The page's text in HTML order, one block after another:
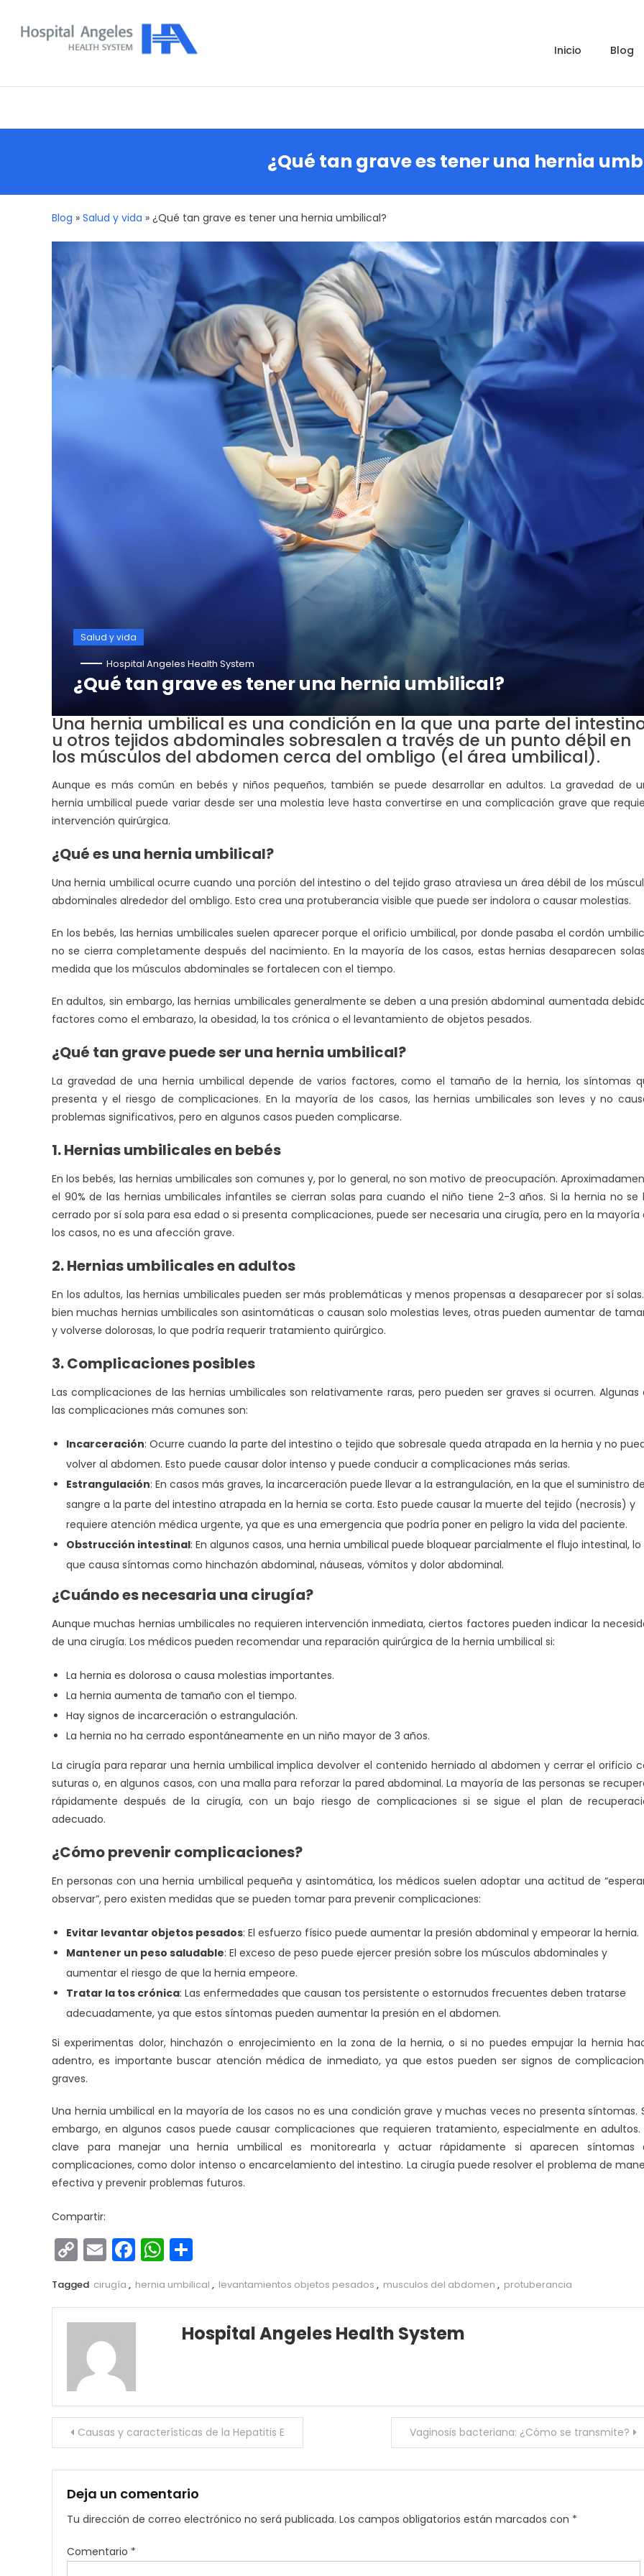
inicio blog
¿Qué tan grave es tener una hernia
Blog » Salud y vida » ¿Qué tan grave es tener una hernia umbilical?
Salud y vida
Hospital Angeles Health System
¿Qué tan grave es tener una hernia umbilical?
Una hernia umbilical es una condición en la que una parte del
u otros tejidos abdominales sobresalen a través de un punto débil en
los músculos del abdomen cerca del ombligo (el área umbilical).
Aunque es más común en bebés y niños pequeños, también se puede desarrollar en adultos. La gravedad de
hernia umbilical puede variar desde ser una molestia leve hasta convertirse en una complicación grave que
intervención quirúrgica.
¿Qué es una hernia umbilical?
Una hernia umbilical ocurre cuando una porción del intestino o del tejido graso atraviesa un área débil de los
abdominales alrededor del ombligo. Esto crea una protuberancia visible que puede ser indolora o causar molestias.
En los bebés, las hernias umbilicales suelen aparecer porque el orificio umbilical, por donde pasaba el cordón
no se cierra completamente después del nacimiento. En la mayoría de los casos, estas hernias desaparecen
medida que los músculos abdominales se fortalecen con el tiempo.
En adultos, sin embargo, las hernias umbilicales generalmente se deben a una presión abdominal aumentada
factores como el embarazo, la obesidad, la tos crónica o el levantamiento de objetos pesados.
¿Qué tan grave puede ser una hernia umbilical?
La gravedad de una hernia umbilical depende de varios factores, como el tamaño de la hernia, los síntomas
presenta y el riesgo de complicaciones. En la mayoría de los casos, las hernias umbilicales son leves y no
problemas significativos, pero en algunos casos pueden complicarse.
1. Hernias umbilicales en bebés
En los bebés, las hernias umbilicales son comunes y, por lo general, no son motivo de preocupación.
el 90% de las hernias umbilicales infantiles se cierran solas para cuando el niño tiene 2-3 años. Si la hernia no se
cerrado por sí sola para esa edad o si presenta complicaciones, puede ser necesaria una cirugía, pero en la mayoría
los casos, no es una afección grave.
2. Hernias umbilicales en adultos
En los adultos, las hernias umbilicales pueden ser más problemáticas y menos propensas a desaparecer por sí
bien muchas hernias umbilicales son asintomáticas o causan solo molestias leves, otras pueden aumentar de
y volverse dolorosas, lo que podría requerir tratamiento quirúrgico.
3. Complicaciones posibles
Las complicaciones de las hernias umbilicales son relativamente raras, pero pueden ser graves si ocurren. Algunas
las complicaciones más comunes son:
Incarceración: Ocurre cuando la parte del intestino o tejido que sobresale queda atrapada en la hernia y no
volver al abdomen. Esto puede causar dolor intenso y puede conducir a complicaciones más serias.
Estrangulación: En casos más graves, la incarceración puede llevar a la estrangulación, en la que el suministro de
sangre a la parte del intestino atrapada en la hernia se corta. Esto puede causar la muerte del tejido (necrosis) y
requiere atención médica urgente, ya que es una emergencia que podría poner en peligro la vida del paciente.
Obstrucción intestinal: En algunos casos, una hernia umbilical puede bloquear parcialmente el flujo intestinal, lo
que causa síntomas como hinchazón abdominal, náuseas, vómitos y dolor abdominal.
¿Cuándo es necesaria una cirugía?
Aunque muchas hernias umbilicales no requieren intervención inmediata, ciertos factores pueden indicar la
de una cirugía. Los médicos pueden recomendar una reparación quirúrgica de la hernia umbilical si:
La hernia es dolorosa o causa molestias importantes.
La hernia aumenta de tamaño con el tiempo.
Hay signos de incarceración o estrangulación.
La hernia no ha cerrado espontáneamente en un niño mayor de 3 años.
La cirugía para reparar una hernia umbilical implica devolver el contenido herniado al abdomen y cerrar el orificio
suturas o, en algunos casos, con una malla para reforzar la pared abdominal. La mayoría de las personas se
rápidamente después de la cirugía, con un bajo riesgo de complicaciones si se sigue el plan de
adecuado.
¿Cómo prevenir complicaciones?
En personas con una hernia umbilical pequeña y asintomática, los médicos suelen adoptar una actitud de
observar”, pero existen medidas que se pueden tomar para prevenir complicaciones:
Evitar levantar objetos pesados: El esfuerzo físico puede aumentar la presión abdominal y empeorar la hernia.
Mantener un peso saludable: El exceso de peso puede ejercer presión sobre los músculos abdominales y
aumentar el riesgo de que la hernia empeore.
Tratar la tos crónica: Las enfermedades que causan tos persistente o estornudos frecuentes deben tratarse
adecuadamente, ya que estos síntomas pueden aumentar la presión en el abdomen.
Si experimentas dolor, hinchazón o enrojecimiento en la zona de la hernia, o si no puedes empujar la hernia
adentro, es importante buscar atención médica de inmediato, ya que estos pueden ser signos de
graves.
Una hernia umbilical en la mayoría de los casos no es una condición grave y muchas veces no presenta síntomas.
embargo, en algunos casos puede causar complicaciones que requieren tratamiento, especialmente en adultos.
clave para manejar una hernia umbilical es monitorearla y actuar rápidamente si aparecen síntomas
complicaciones, como dolor intenso o encarcelamiento del intestino. La cirugía puede resolver el problema de
efectiva y prevenir problemas futuros.
Compartir:
Copy
Link
EmailFacebook
WhatsApp
Tagged cirugía , hernia umbilical , levantamientos objetos pesados , musculos del abdomen , protuberancia
Hospital Angeles Health System
Navegación
de
entradas
Causas y características de la Hepatitis E Vaginosis bacteriana: ¿Cómo se transmite?
Deja un comentario
Tu dirección de correo electrónico no será publicada. Los campos obligatorios están marcados con *
Comentario *